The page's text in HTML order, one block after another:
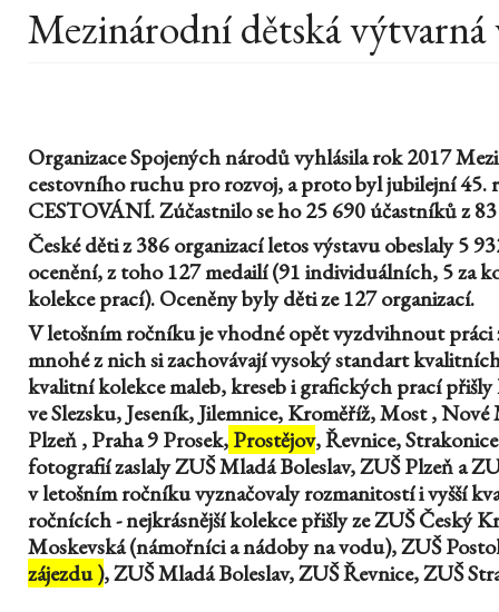
Mezinárodní dětská
Organizace Spojených národů vyhlásila rok 2017
cestovního ruchu pro rozvoj, a proto byl jubilejní 45.
CESTOVÁNÍ. Zúčastnilo se ho 25 690 účastníků z
České děti z 386 organizací letos výstavu obeslaly 5
ocenění, z toho 127 medailí (91 individuálních, 5 za
kolekce prací). Oceněny byly děti ze 127 organizací.
V letošním ročníku je vhodné opět vyzdvihnout
mnohé z nich si zachovávají vysoký standart
kvalitní kolekce maleb, kreseb i grafických prací
ve Slezsku, Jeseník, Jilemnice, Kroměříž, Most ,
Plzeň , Praha 9 Prosek,Prostějov, Řevnice,
fotografií zaslaly ZUŠ Mladá Boleslav, ZUŠ Plzeň a
v letošním ročníku vyznačovaly rozmanitostí i vyšší
ročnících - nejkrásnější kolekce přišly ze ZUŠ Český
Moskevská (námořníci a nádoby na vodu), ZUŠ
zájezdu ), ZUŠ Mladá Boleslav, ZUŠ Řevnice, ZUŠ